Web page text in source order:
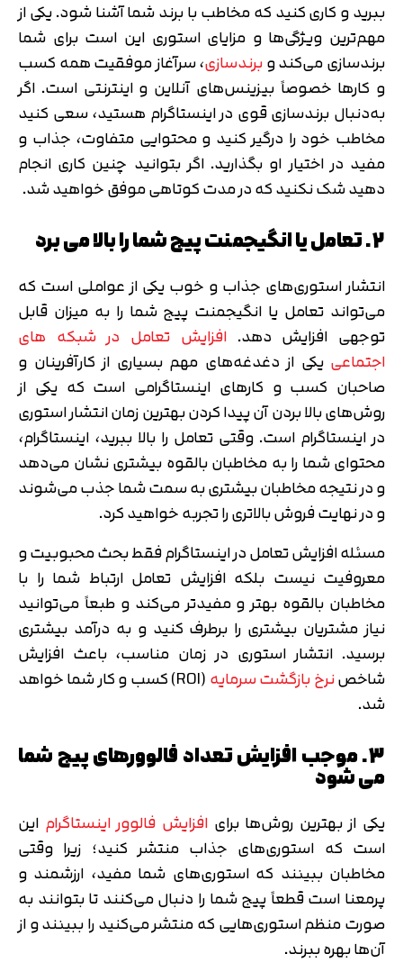
ببرید و کاری کنید که مخاطب با برند شما آشنا شود. یکی از
مهم‌ترین ویژگی‌ها و مزایای استوری این است برای شما
برندسازی می‌کند وبرندسازی، سرآغاز موفقیت همه کسب
و کارها خصوصاً بیزینس‌های آنلاین و اینترنتی است. اگر
به‌دنبال برندسازی قوی در اینستاگرام هستید، سعی کنید
مخاطب خود را درگیر کنید و محتوایی متفاوت، جذاب و
مفید در اختیار او بگذارید. اگر بتوانید چنین کاری انجام
دهید شک نکنید که در مدت کوتاهی موفق خواهید شد.
2. تعامل یا انگیجمنت پیج شما را بالا می برد
انتشار استوری‌های جذاب و خوب یکی از عواملی است که
می‌تواند تعامل یا انگیجمنت پیج شما را به میزان قابل
توجهی افزایش دهد.افزایش تعامل در شبکه های
اجتماعی یکی از دغدغه‌های مهم بسیاری از کارآفرینان و
صاحبان کسب و کارهای اینستاگرامی است که یکی از
روش‌های بالا بردن آن پیدا کردن بهترین زمان انتشار استوری
در اینستاگرام است. وقتی تعامل را بالا ببرید، اینستاگرام،
محتوای شما را به مخاطبان بالقوه بیشتری نشان می‌دهد
و در نتیجه مخاطبان بیشتری به سمت شما جذب می‌شوند
و در نهایت فروش بالاتری را تجربه خواهید کرد.
مسئله افزایش تعامل در اینستاگرام فقط بحث محبوبیت و
معروفیت نیست بلکه افزایش تعامل ارتباط شما را با
مخاطبان بالقوه بهتر و مفیدتر می‌کند و طبعاً می‌توانید
نیاز مشتریان بیشتری را برطرف کنید و به درآمد بیشتری
برسید. انتشار استوری در زمان مناسب، باعث افزایش
شاخصنرخ بازگشت سرمایه
(ROI) کسب و کار شما خواهد
شد.
3. موجب افزایش تعداد فالوورهای پیج شما
می شود
یکی از بهترین روش‌ها برایافزایش فالوور اینستاگرام این
است که استوری‌های جذاب منتشر کنید؛ زیرا وقتی
مخاطبان ببینند که استوری‌های شما مفید، ارزشمند و
پرمعنا است قطعاً پیج شما را دنبال می‌کنند تا بتوانند به
صورت منظم استوری‌هایی که منتشر می‌کنید را ببینند و از
آن‌ها بهره ببرند.